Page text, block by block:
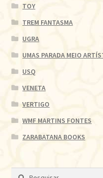
TOY
TREM FANTASMA
UGRA
UMAS PARADA MEIO
USQ
VENETA
VERTIGO
WMF MARTINS FONTES
ZARABATANA BOOKS
Pesquisar